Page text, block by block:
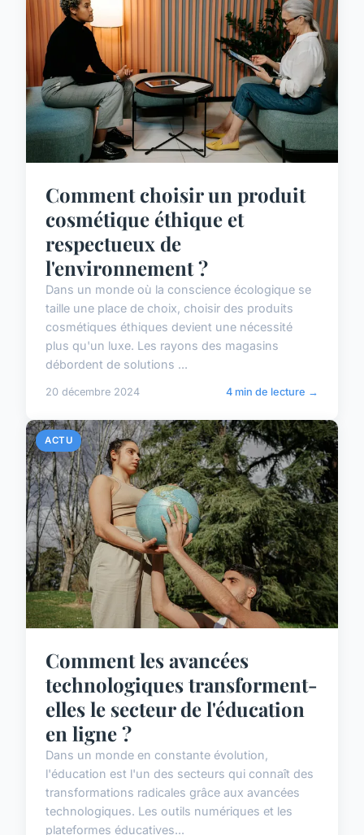
Comment choisir un produit
cosmétique éthique et
respectueux de
l'environnement ?
Dans un monde où la conscience écologique se
taille une place de choix, choisir des produits
cosmétiques éthiques devient une nécessité
plus qu'un luxe. Les rayons des magasins
débordent de solutions ...
20 décembre 2024 4 min de lecture →
ACTU
Comment les avancées
technologiques transforment-
elles le secteur de l'éducation
en ligne ?
Dans un monde en constante évolution,
l'éducation est l'un des secteurs qui connaît des
transformations radicales grâce aux avancées
technologiques. Les outils numériques et les
plateformes éducatives...